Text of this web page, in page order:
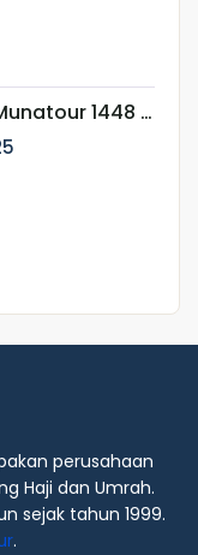
1448 H
oleh
perusahaan
Haji dan Umrah.
sejak tahun 1999.
.